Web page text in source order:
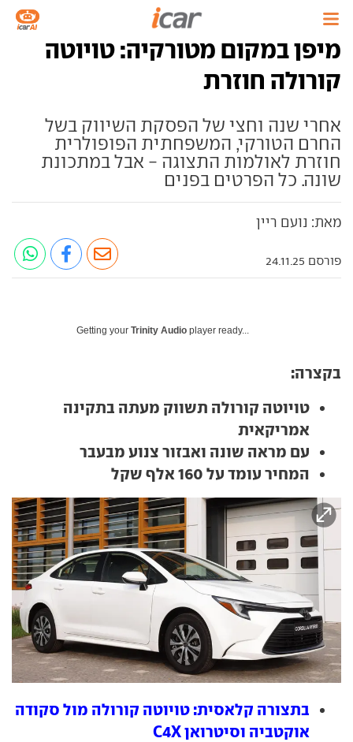
מיפן במקום מטורקיה: טויוטה
קורולה חוזרת
אחרי שנה וחצי של הפסקת השיווק בשל
החרם הטורקי, המשפחתית הפופולרית
חוזרת לאולמות התצוגה - אבל במתכונת
שונה. כל הפרטים בפנים
מאת: נועם ריין
פורסם 24.11.25
Getting your Trinity Audio player ready...
בקצרה:
טויוטה קורולה תשווק מעתה בתקינה
אמריקאית
עם מראה שונה ואבזור צנוע מבעבר
המחיר עומד על 160 אלף שקל
בתצורה קלאסית: טויוטה קורולה מול סקודה
אוקטביה וסיטרואן C4X